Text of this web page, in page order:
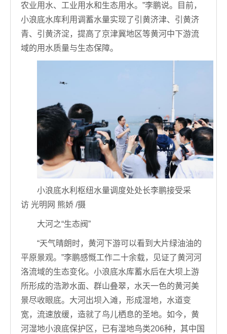
农业用水、工业用水和生态用水。”李鹏说。目前，
小浪底水库利用调蓄水量实现了引黄济津、引黄济
青、引黄济淀，提高了京津冀地区等黄河中下游流
域的用水质量与生态保障。
小浪底水利枢纽水量调度处处长李鹏接受采
访 光明网 熊娇 /摄
大河之“生态阀”
“天气晴朗时，黄河下游可以看到大片绿油油的
平原景观。”李鹏感慨工作二十余载，见证了黄河河
洛流域的生态变化。小浪底水库蓄水后在大坝上游
所形成的浩渺水面、群山叠翠，水天一色的黄河美
景尽收眼底。大河出坝入滩，形成湿地，水道变
宽，流速放缓，造就了鸟儿栖息的圣地。如今，黄
河湿地小浪底保护区，已有湿地鸟类206种，其中国